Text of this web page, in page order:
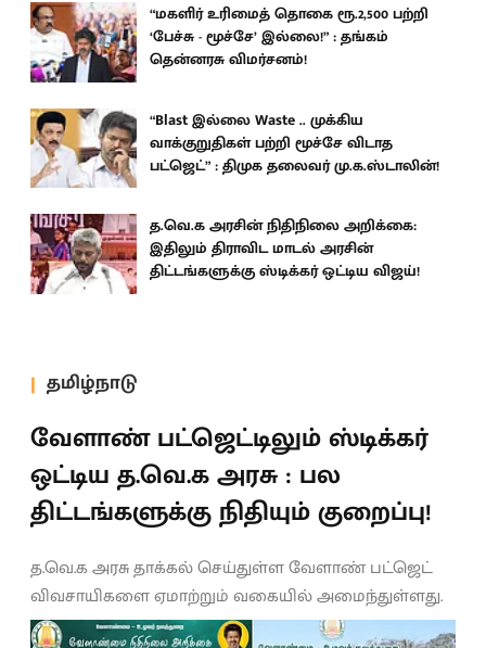
“மகளிர் உரிமைத் தொகை ரூ.2,500 பற்றி
‘பேச்சு - மூச்சே’ இல்லை!” : தங்கம்
தென்னரசு விமர்சனம்!
“Blast இல்லை Waste .. முக்கிய
வாக்குறுதிகள் பற்றி மூச்சே விடாத
பட்ஜெட்” : திமுக தலைவர் மு.க.ஸ்டாலின்!
த.வெ.க அரசின் நிதிநிலை அறிக்கை:
இதிலும் திராவிட மாடல் அரசின்
திட்டங்களுக்கு ஸ்டிக்கர் ஒட்டிய விஜய்!
தமிழ்நாடு
வேளாண் பட்ஜெட்டிலும் ஸ்டிக்கர்
ஒட்டிய த.வெ.க அரசு : பல
திட்டங்களுக்கு நிதியும் குறைப்பு!
த.வெ.க அரசு தாக்கல் செய்துள்ள வேளாண் பட்ஜெட்
விவசாயிகளை ஏமாற்றும் வகையில் அமைந்துள்ளது.